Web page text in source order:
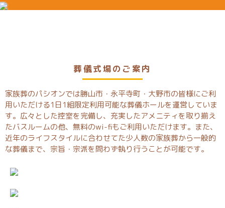
葬儀式場のご案内
家族葬のパシオンでは勝山市・永平寺町・大野市の皆様にご利
用いただける1日1組限定利用可能な葬儀ホールを運営していま
す。広々とした控室を完備し、充実したアメニティを取り揃え
たバスルームの他、無料のwi-fiもご利用いただけます。また、
近年のライフスタイルに合わせてた少人数の家族葬から一般的
な葬儀まで、宗旨・宗派を問わず執り行うことが可能です。